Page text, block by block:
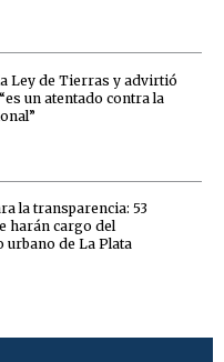
Ley de Tierras y advirtió
un atentado contra la
la transparencia: 53
harán cargo del
urbano de La Plata